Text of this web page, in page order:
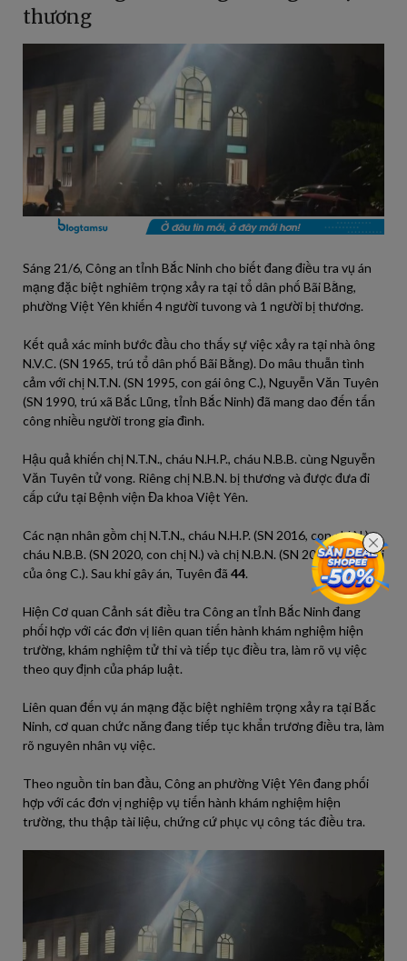
thương
Sáng 21/6, Công an tỉnh Bắc Ninh cho biết đang điều tra vụ án
mạng đặc biệt nghiêm trọng xảy ra tại tổ dân phố Bãi Bằng,
phường Việt Yên khiến 4 người tuvong và 1 người bị thương.
Kết quả xác minh bước đầu cho thấy sự việc xảy ra tại nhà ông
N.V.C. (SN 1965, trú tổ dân phố Bãi Bằng). Do mâu thuẫn tình
cảm với chị N.T.N. (SN 1995, con gái ông C.), Nguyễn Văn Tuyên
(SN 1990, trú xã Bắc Lũng, tỉnh Bắc Ninh) đã mang dao đến tấn
công nhiều người trong gia đình.
Hậu quả khiến chị N.T.N., cháu N.H.P., cháu N.B.B. cùng Nguyễn
Văn Tuyên tử vong. Riêng chị N.B.N. bị thương và được đưa đi
cấp cứu tại Bệnh viện Đa khoa Việt Yên.
Các nạn nhân gồm chị N.T.N., cháu N.H.P. (SN 2016, con chị N.),
cháu N.B.B. (SN 2020, con chị N.) và chị N.B.N. (SN 2011, con nuôi
của ông C.). Sau khi gây án, Tuyên đã 44.
Hiện Cơ quan Cảnh sát điều tra Công an tỉnh Bắc Ninh đang
phối hợp với các đơn vị liên quan tiến hành khám nghiệm hiện
trường, khám nghiệm tử thi và tiếp tục điều tra, làm rõ vụ việc
theo quy định của pháp luật.
Liên quan đến vụ án mạng đặc biệt nghiêm trọng xảy ra tại Bắc
Ninh, cơ quan chức năng đang tiếp tục khẩn trương điều tra, làm
rõ nguyên nhân vụ việc.
Theo nguồn tin ban đầu, Công an phường Việt Yên đang phối
hợp với các đơn vị nghiệp vụ tiến hành khám nghiệm hiện
trường, thu thập tài liệu, chứng cứ phục vụ công tác điều tra.